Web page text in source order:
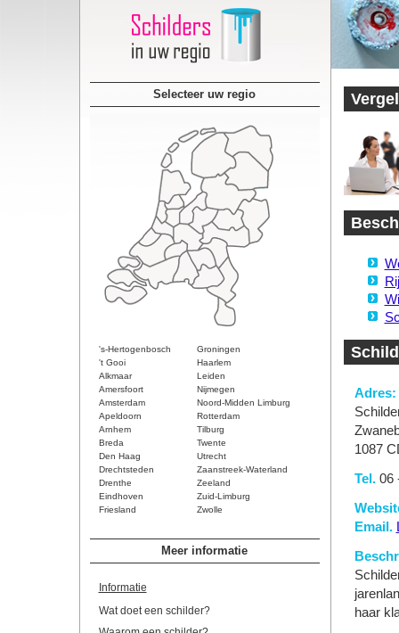
Selecteer uw regio
's-Hertogenbosch
Groningen
't Gooi
Haarlem
Alkmaar
Leiden
Amersfoort
Nijmegen
Amsterdam
Noord-Midden Limburg
Apeldoorn
Rotterdam
Arnhem
Tilburg
Breda
Twente
Den Haag
Utrecht
Drechtsteden
Zaanstreek-Waterland
Drenthe
Zeeland
Eindhoven
Zuid-Limburg
Friesland
Zwolle
Meer informatie
Informatie
Wat doet een schilder?
Adres:
1087
Tel.06
Email.
haar